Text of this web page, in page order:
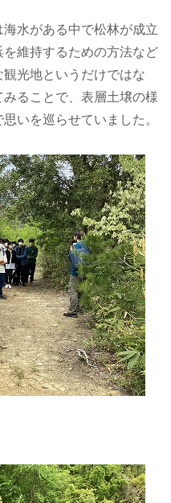
水がある中で松林が成立
維持するための方法など
光地というだけではな
ることで、表層土壌の様
いを巡らせていました。